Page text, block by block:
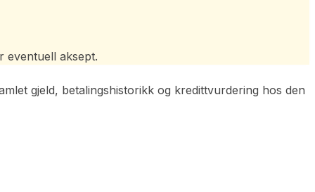
eventuell aksept.
gjeld, betalingshistorikk og kredittvurdering hos den